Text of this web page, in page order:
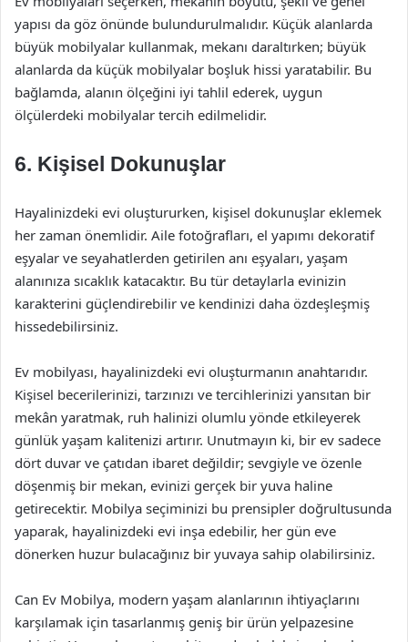
yapısı da göz önünde bulundurulmalıdır. Küçük alanlarda
büyük mobilyalar kullanmak, mekanı daraltırken; büyük
alanlarda da küçük mobilyalar boşluk hissi yaratabilir. Bu
bağlamda, alanın ölçeğini iyi tahlil ederek, uygun
ölçülerdeki mobilyalar tercih edilmelidir.
6. Kişisel Dokunuşlar
Hayalinizdeki evi oluştururken, kişisel dokunuşlar eklemek
her zaman önemlidir. Aile fotoğrafları, el yapımı dekoratif
eşyalar ve seyahatlerden getirilen anı eşyaları, yaşam
alanınıza sıcaklık katacaktır. Bu tür detaylarla evinizin
karakterini güçlendirebilir ve kendinizi daha özdeşleşmiş
hissedebilirsiniz.
Ev mobilyası, hayalinizdeki evi oluşturmanın anahtarıdır.
Kişisel becerilerinizi, tarzınızı ve tercihlerinizi yansıtan bir
mekân yaratmak, ruh halinizi olumlu yönde etkileyerek
günlük yaşam kalitenizi artırır. Unutmayın ki, bir ev sadece
dört duvar ve çatıdan ibaret değildir; sevgiyle ve özenle
döşenmiş bir mekan, evinizi gerçek bir yuva haline
getirecektir. Mobilya seçiminizi bu prensipler doğrultusunda
yaparak, hayalinizdeki evi inşa edebilir, her gün eve
dönerken huzur bulacağınız bir yuvaya sahip olabilirsiniz.
Can Ev Mobilya, modern yaşam alanlarının ihtiyaçlarını
karşılamak için tasarlanmış geniş bir ürün yelpazesine